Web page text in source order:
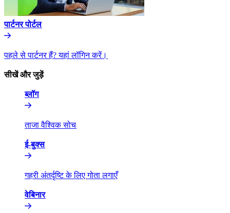
पार्टनर पोर्टल​​
पहले से पार्टनर हैं? यहां लॉगिन करें।​​
सीखें और जुड़ें​​
ब्लॉग​​
ताजा वैश्विक सोच​​
ई-बुक्स​​
गहरी अंतर्दृष्टि के लिए गोता लगाएँ​​
वेबिनार​​